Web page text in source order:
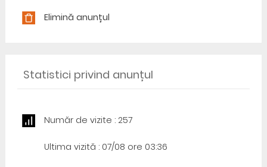
Elimină anunțul
Statistici privind anunțul
Număr de vizite : 257
Ultima vizită : 07/08 ore 03:36